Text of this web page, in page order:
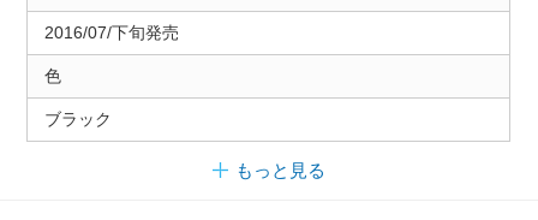
2016/07/下旬発売
色
ブラック
もっと見る